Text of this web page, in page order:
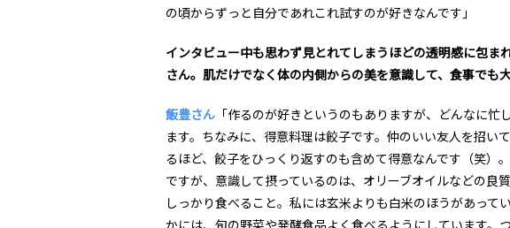
の頃からずっと自分であれこれ試すのが好きなんです」
インタビュー中も思わず見とれてしまうほどの透明感に包ま
さん。肌だけでなく体の内側からの美を意識して、食事でも
飯豊さん 「作るのが好きというのもありますが、どんなに
ます。ちなみに、得意料理は餃子です。仲のいい友人を招い
るほど、餃子をひっくり返すのも含めて得意なんです（笑）
ですが、意識して摂っているのは、オリーブオイルなどの良
しっかり食べること。私には玄米よりも白米のほうがあって
かには、旬の野菜や発酵食品よく食べるようにしています。